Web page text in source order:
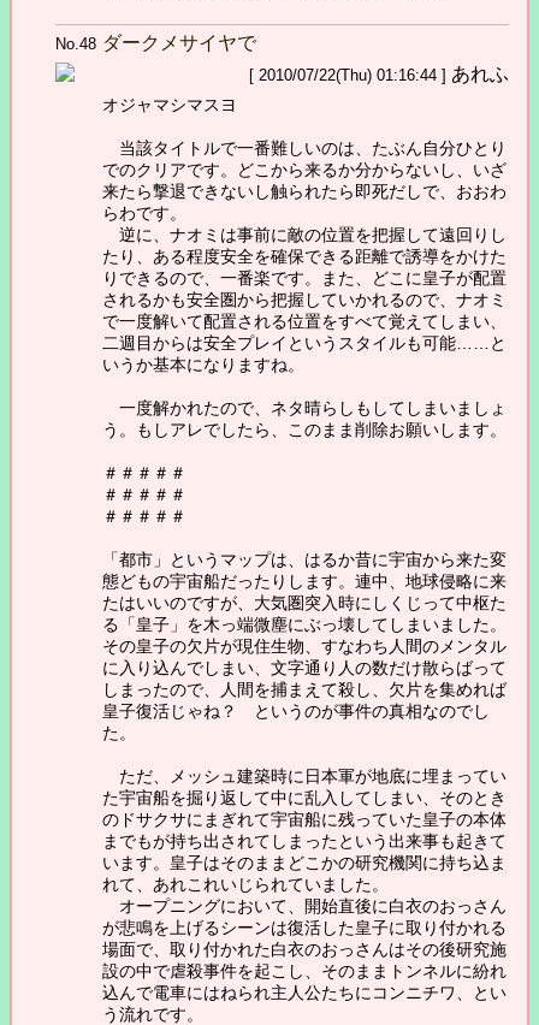
No.48 ダークメサイヤで
[ 2010/07/22(Thu) 01:16:44 ] あれふ
オジャマシマスヨ
当該タイトルで一番難しいのは、たぶん自分ひとり
でのクリアです。どこから来るか分からないし、いざ
来たら撃退できないし触られたら即死だしで、おおわ
らわです。
逆に、ナオミは事前に敵の位置を把握して遠回りし
たり、ある程度安全を確保できる距離で誘導をかけた
りできるので、一番楽です。また、どこに皇子が配置
されるかも安全圏から把握していかれるので、ナオミ
で一度解いて配置される位置をすべて覚えてしまい、
二週目からは安全プレイというスタイルも可能……と
いうか基本になりますね。
一度解かれたので、ネタ晴らしもしてしまいましょ
う。もしアレでしたら、このまま削除お願いします。
＃＃＃＃＃
＃＃＃＃＃
＃＃＃＃＃
「都市」というマップは、はるか昔に宇宙から来た変
態どもの宇宙船だったりします。連中、地球侵略に来
たはいいのですが、大気圏突入時にしくじって中枢た
る「皇子」を木っ端微塵にぶっ壊してしまいました。
その皇子の欠片が現住生物、すなわち人間のメンタル
に入り込んでしまい、文字通り人の数だけ散らばって
しまったので、人間を捕まえて殺し、欠片を集めれば
皇子復活じゃね？ というのが事件の真相なのでし
た。
ただ、メッシュ建築時に日本軍が地底に埋まってい
た宇宙船を掘り返して中に乱入してしまい、そのとき
のドサクサにまぎれて宇宙船に残っていた皇子の本体
までもが持ち出されてしまったという出来事も起きて
います。皇子はそのままどこかの研究機関に持ち込ま
れて、あれこれいじられていました。
オープニングにおいて、開始直後に白衣のおっさん
が悲鳴を上げるシーンは復活した皇子に取り付かれる
場面で、取り付かれた白衣のおっさんはその後研究施
設の中で虐殺事件を起こし、そのままトンネルに紛れ
込んで電車にはねられ主人公たちにコンニチワ、とい
う流れです。